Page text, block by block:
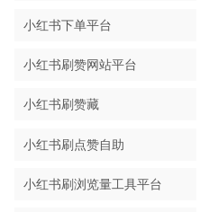
小红书下单平台
小红书刷赞网站平台
小红书刷赞藏
小红书刷点赞自助
小红书刷浏览量工具平台